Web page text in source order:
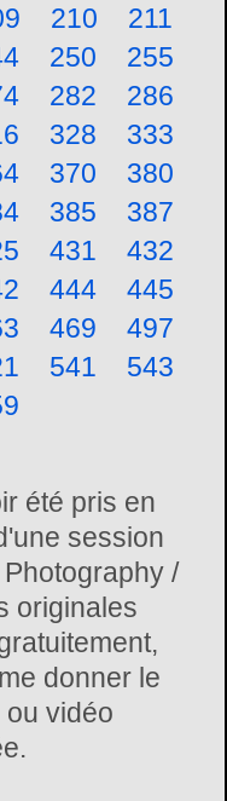
210
211
250
255
282
286
328
333
370
380
385
387
431
432
444
445
469
497
541
543
été pris en
session
/
originales
donner le
ou vidéo